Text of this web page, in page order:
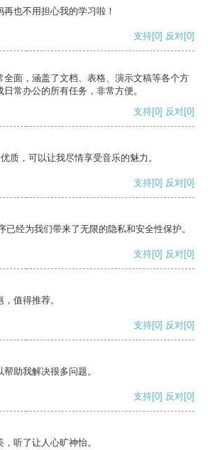
也不用担心我的学习啦！
支持[0] 反对[0]
全面，涵盖了文档、表格、演示文稿等各个方
常办公的所有任务，非常方便。
支持[0] 反对[0]
质，可以让我尽情享受音乐的魅力。
支持[0] 反对[0]
已经为我们带来了无限的隐私和安全性保护。
支持[0] 反对[0]
值得推荐。
支持[0] 反对[0]
助我解决很多问题。
支持[0] 反对[0]
听了让人心旷神怡。